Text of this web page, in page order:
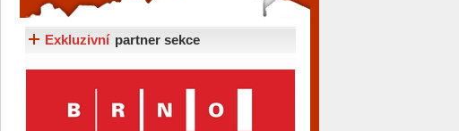
Exkluzivní partner sekce